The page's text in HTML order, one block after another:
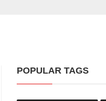
POPULAR TAGS